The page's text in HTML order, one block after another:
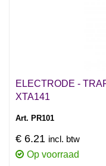
ELECTRODE -
XTA141
Art. PR101
€ 6.21 incl. btw
Op voorraad